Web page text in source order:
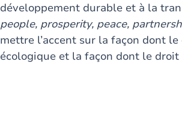
développement durable et à la
people, prosperity, peace,
mettre l’accent sur la façon dont
écologique et la façon dont le